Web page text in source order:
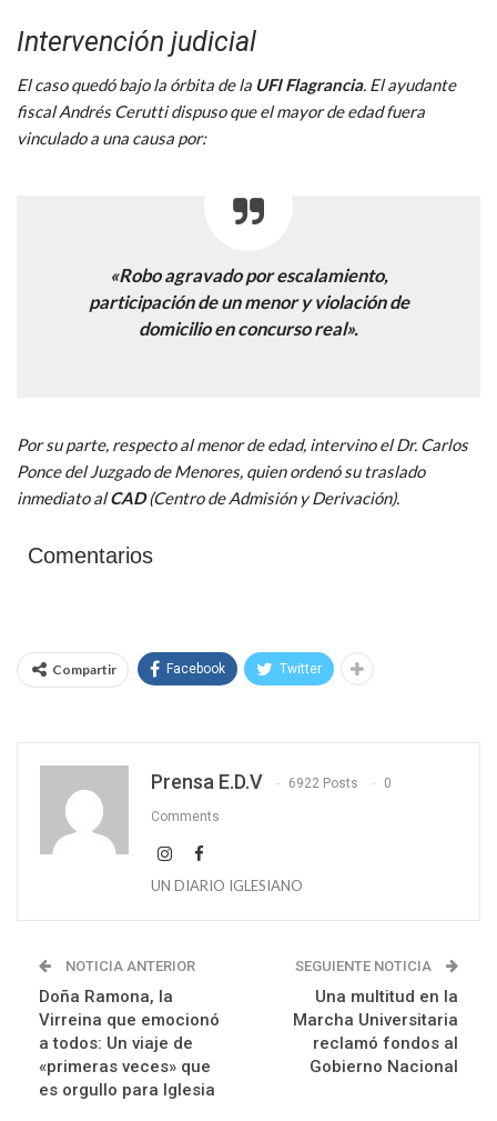
Intervención judicial
El caso quedó bajo la órbita de la UFI Flagrancia. El ayudante
fiscal Andrés Cerutti dispuso que el mayor de edad fuera
vinculado a una causa por:
«Robo agravado por escalamiento,
participación de un menor y violación de
domicilio en concurso real».
Por su parte, respecto al menor de edad, intervino el Dr. Carlos
Ponce del Juzgado de Menores, quien ordenó su traslado
inmediato alCAD(Centro de Admisión y Derivación).
Comentarios
Compartir Facebook Twitter
Prensa E.D.V 6922 Posts 0
Comments
UN DIARIO IGLESIANO
NOTICIA ANTERIOR
Doña Ramona, la
Virreina que emocionó
a todos: Un viaje de
«primeras veces» que
es orgullo para Iglesia
SEGUIENTE NOTICIA
Una multitud en la
Marcha Universitaria
reclamó fondos al
Gobierno Nacional